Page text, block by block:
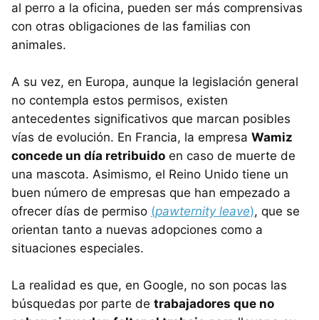
al perro a la oficina, pueden ser más comprensivas
con otras obligaciones de las familias con
animales.
A su vez, en Europa, aunque la legislación general
no contempla estos permisos, existen
antecedentes significativos que marcan posibles
vías de evolución. En Francia, la empresa Wamiz
concede un día retribuido en caso de muerte de
una mascota. Asimismo, el Reino Unido tiene un
buen número de empresas que han empezado a
ofrecer días de permiso (pawternity leave), que se
orientan tanto a nuevas adopciones como a
situaciones especiales.
La realidad es que, en Google, no son pocas las
búsquedas por parte de trabajadores que no